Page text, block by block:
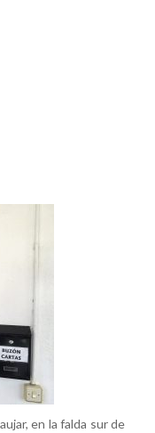
en la falda sur de